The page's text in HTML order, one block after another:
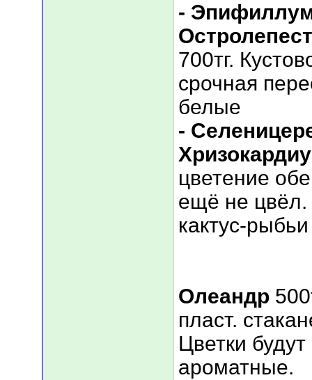
-
700тг.
срочная
белые
-
цветение
ещё не
кактус-
Олеандр
пласт.
Цветки
ароматные.